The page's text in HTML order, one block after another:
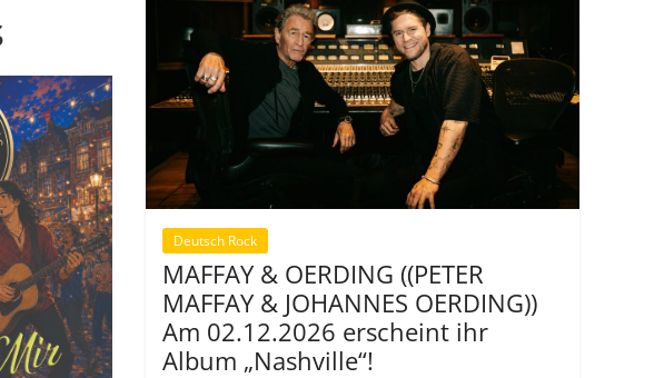
Deutsch Rock
MAFFAY & OERDING ((PETER
MAFFAY & JOHANNES OERDING))
Am 02.12.2026 erscheint ihr
Album „Nashville“!